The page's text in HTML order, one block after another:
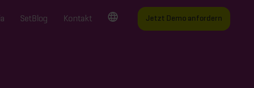
SetBlog Kontakt Jetzt Demo anfordern